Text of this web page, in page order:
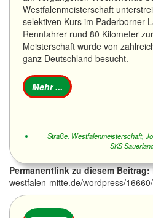
Westfalenmeisterschaft
selektiven Kurs im Paderborner
Rennfahrer rund 80 Kilometer
Meisterschaft wurde von
ganz Deutschland besucht.
Straße, Westfalenmeisterschaft,
SKS
Permanentlink zu diesem Beitrag:
westfalen-mitte.de/wordpress/16660/